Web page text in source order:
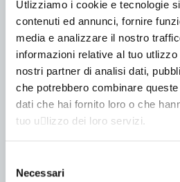
Utlizziamo i cookie e tecnologie
contenuti ed annunci, fornire
media e analizzare il nostro
informazioni relative al tuo
nostri partner di analisi dati,
che potrebbero combinare
dati che hai fornito loro o che
tuo u􀆟lizzo dei loro servizi.
delNecessari
GOUPIL
Goupil G6 Cassone
Omologazione N1